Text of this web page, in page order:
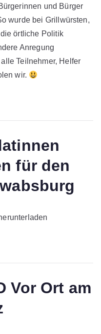
und Bürger
wurde bei Grillwürsten,
örtliche Politik
Anregung
Teilnehmer, Helfer
wir.
für den
Vor Ort am